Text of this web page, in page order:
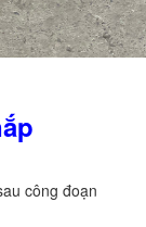
công đoạn